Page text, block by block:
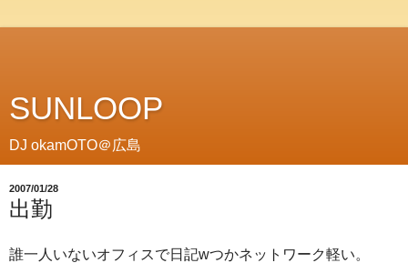
SUNLOOP
DJ okamOTO＠広島
2007/01/28
出勤
誰一人いないオフィスで日記wつかネットワーク軽い。